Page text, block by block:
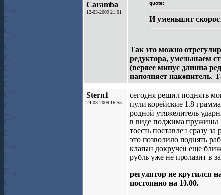
Caramba
12-03-2009 21:01
quote:
И уменьшит
Так это можно
редуктора, уменьшаем
(вернее минус длинна
наполняет накопитель.
Stern1
24-03-2009 16:55
сегодня решил поднять
пули корейские 1.8 грамма
родной утяжелитель
в виде поджима пружины
тоесть поставлен сразу за
это позволило поднять
клапан докручен еще
рубль уже не пролазит в
регулятор не крутился
постоянно на 10.00.